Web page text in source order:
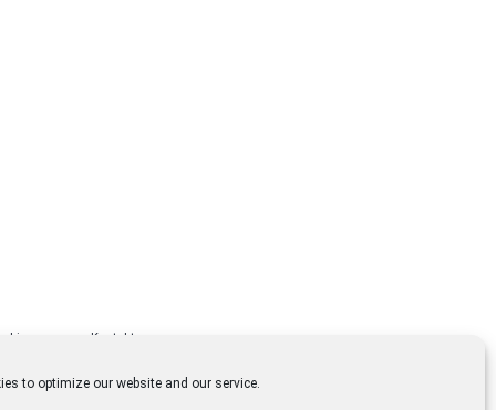
to optimize our website and our service.
Lizenzen Kontakt